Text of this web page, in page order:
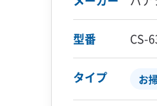
型番 CS-
タイプ お